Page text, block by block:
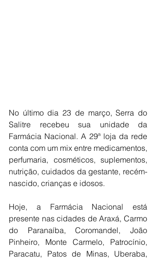
No último dia 23 de março, Serra do
Salitre recebeu sua unidade da
Farmácia Nacional. A 29ª loja da rede
conta com um mix entre medicamentos,
perfumaria, cosméticos, suplementos,
nutrição, cuidados da gestante, recém-
nascido, crianças e idosos.
Hoje, a Farmácia Nacional está
presente nas cidades de Araxá, Carmo
do Paranaíba, Coromandel, João
Pinheiro, Monte Carmelo, Patrocínio,
Paracatu, Patos de Minas, Uberaba,